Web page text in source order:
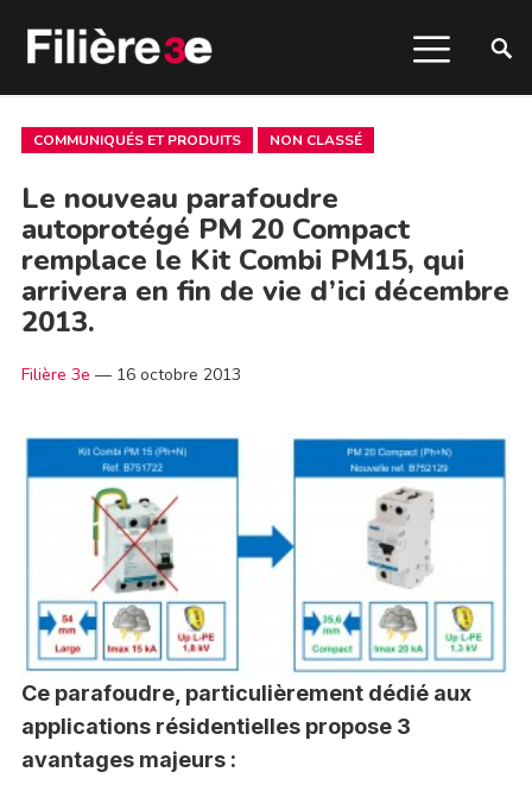
COMMUNIQUÉS ET PRODUITS NON CLASSÉ
Le nouveau parafoudre
autoprotégé PM 20 Compact
remplace le Kit Combi PM15, qui
arrivera en fin de vie d’ici décembre
2013.
Filière 3e — 16 octobre 2013
Ce parafoudre, particulièrement dédié aux
applications résidentielles propose 3
avantages majeurs :